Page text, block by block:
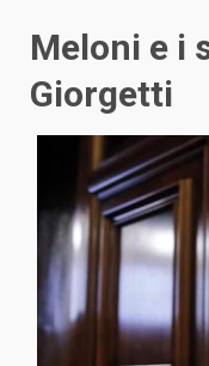
Meloni e i
Giorgetti